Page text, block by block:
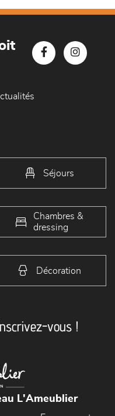
Séjours
Chambres &
dressing
Décoration
vous !
L'Ameublier